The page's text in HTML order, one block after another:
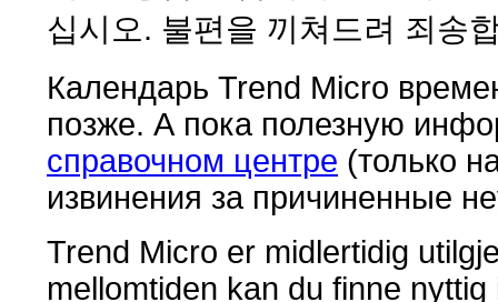
십시오. 불편을 끼쳐드려 죄송
Календарь Trend Micro
позже. А пока полезную
справочном центре (только
извинения за причиненные
Trend Micro er midlertidig
mellomtiden kan du finne